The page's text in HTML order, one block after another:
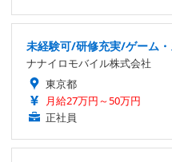
未経験可/研修充実/ゲーム
ナナイロモバイル株式会社
東京都
月給27万円～50万円
正社員